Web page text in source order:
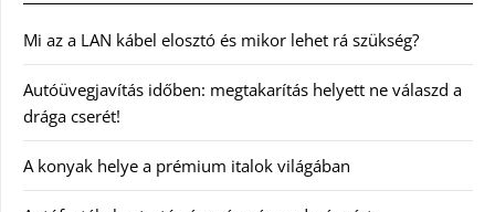
Mi az a LAN kábel elosztó és mikor lehet rá szükség?
Autóüvegjavítás időben: megtakarítás helyett ne válaszd a
drága cserét!
A konyak helye a prémium italok világában